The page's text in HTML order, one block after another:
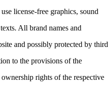
license-free graphics, sound
All brand names and
and possibly protected by third
to the provisions of the
rights of the respective